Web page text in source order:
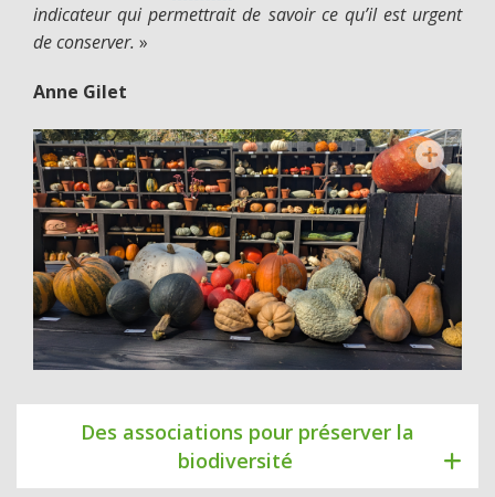
indicateur qui permettrait de savoir ce qu’il est urgent
de conserver. »
Anne Gilet
Des associations pour préserver la
biodiversité